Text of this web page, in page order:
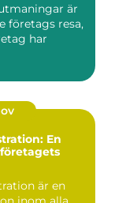
är
företags resa,
har
En
är en